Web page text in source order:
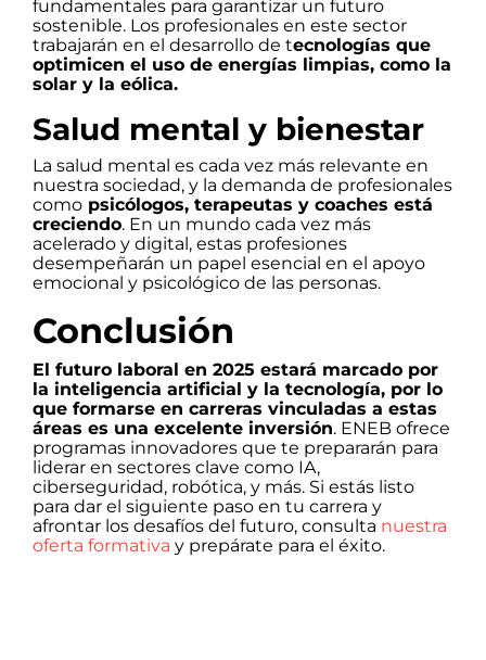
fundamentales para garantizar un futuro
sostenible. Los profesionales en este sector
trabajarán en el desarrollo de tecnologías que
optimicen el uso de energías limpias, como la
solar y la eólica.
Salud mental y bienestar
La salud mental es cada vez más relevante en
nuestra sociedad, y la demanda de profesionales
como psicólogos, terapeutas y coaches está
creciendo. En un mundo cada vez más
acelerado y digital, estas profesiones
desempeñarán un papel esencial en el apoyo
emocional y psicológico de las personas.
Conclusión
El futuro laboral en 2025 estará marcado por
la inteligencia artificial y la tecnología, por lo
que formarse en carreras vinculadas a estas
áreas es una excelente inversión. ENEB ofrece
programas innovadores que te prepararán para
liderar en sectores clave como IA,
ciberseguridad, robótica, y más. Si estás listo
para dar el siguiente paso en tu carrera y
afrontar los desafíos del futuro, consulta nuestra
oferta formativa y prepárate para el éxito.